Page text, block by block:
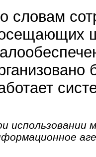
словам
использовании